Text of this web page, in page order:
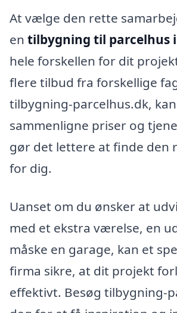
At vælge den rette
en tilbygning til parcelhus
hele forskellen for dit
flere tilbud fra forskellige
tilbygning-parcelhus.dk,
sammenligne priser og
gør det lettere at finde den
for dig.
Uanset om du ønsker at
med et ekstra værelse, en
måske en garage, kan et
firma sikre, at dit projekt
effektivt. Besøg tilbygning-